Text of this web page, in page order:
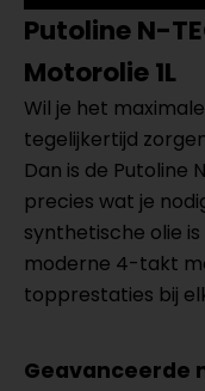
Putoline N-
Motorolie 1L
Wil je het
tegelijkertijd
Dan is de Putoline
precies wat je
synthetische olie
moderne 4-takt
topprestaties bij
Geavanceerde